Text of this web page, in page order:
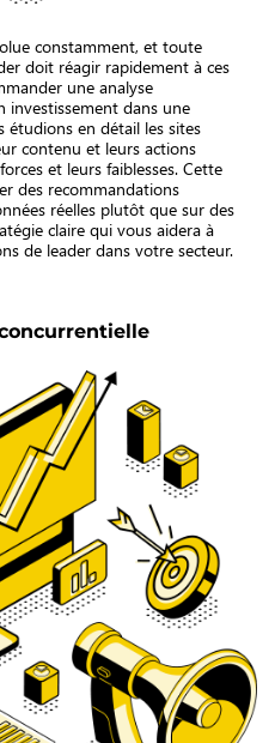
constamment, et toute
doit réagir rapidement à ces
une analyse
investissement dans une
étudions en détail les sites
contenu et leurs actions
et leurs faiblesses. Cette
des recommandations
réelles plutôt que sur des
claire qui vous aidera à
de leader dans votre secteur.